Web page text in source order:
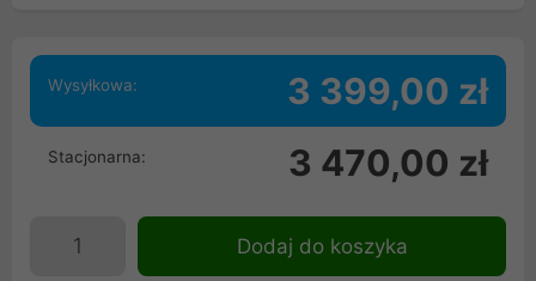
Wysyłkowa: 3 399,00 zł
Stacjonarna: 3 470,00 zł
Dodaj do koszyka